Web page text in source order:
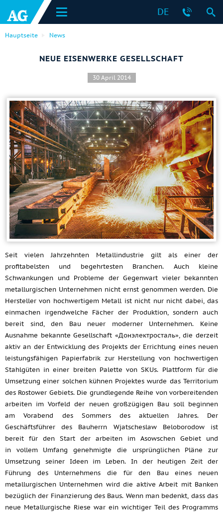
DE
Hauptseite News
NEUE EISENWERKE GESELLSCHAFT
30 April 2014
Seit vielen Jahrzehnten Metallindustrie gilt als einer der
profitabelsten und begehrtesten Branchen. Auch kleine
Schwankungen und Probleme der Gegenwart vieler bekannten
metallurgischen Unternehmen nicht ernst genommen werden. Die
Hersteller von hochwertigem Metall ist nicht nur nicht dabei, das
einmachen irgendwelche Fächer der Produktion, sondern auch
bereit sind, den Bau neuer moderner Unternehmen. Keine
Ausnahme bekannte Gesellschaft «Донэлектросталь», die derzeit
aktiv an der Entwicklung des Projekts der Errichtung eines neuen
leistungsfähigen Papierfabrik zur Herstellung von hochwertigen
Stahlgüten in einer breiten Palette von SKUs. Plattform für die
Umsetzung einer solchen kühnen Projektes wurde das Territorium
des Rostower Gebiets. Die grundlegende Reihe von vorbereitenden
arbeiten im Vorfeld der neuen großzügigen Bau soll beginnen
am Vorabend des Sommers des aktuellen Jahres. Der
Geschäftsführer des Bauherrn Wjatscheslaw Beloborodow ist
bereit für den Start der arbeiten im Asowschen Gebiet und
in vollem Umfang genehmigte die ursprünglichen Pläne zur
Umsetzung seiner Ideen im Leben. In der heutigen Zeit der
Führung des Unternehmens die für den Bau eines neuen
metallurgischen Unternehmen wird die aktive Arbeit mit Banken
bezüglich der Finanzierung des Baus. Wenn man bedenkt, dass das
neue Metallurgische Riese war ein wichtiger Teil des Programms